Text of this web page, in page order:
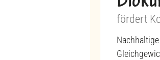
fördert